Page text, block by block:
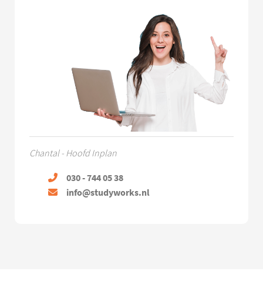
Chantal - Hoofd Inplan
030 - 744 05 38
info@studyworks.nl